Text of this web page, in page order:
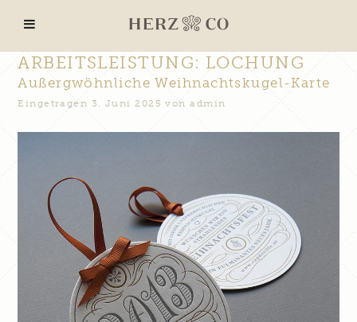
ARBEITSLEISTUNG: LOCHUNG
Außergwöhnliche Weihnachtskugel-Karte
Eingetragen 3. Juni 2025 von admin